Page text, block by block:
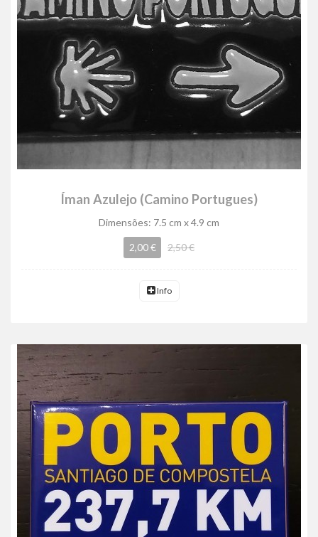
Íman Azulejo (Camino Portugues)
Dimensões: 7.5 cm x 4.9 cm
2,00 € 2,50 €
Info